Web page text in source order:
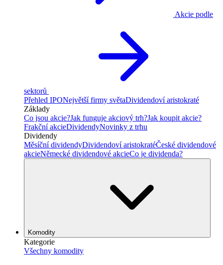
Akcie podle
sektorů
Přehled IPONejvětší firmy světaDividendoví aristokraté
Základy
Co jsou akcie?Jak funguje akciový trh?Jak koupit akcie?
Frakční akcieDividendyNovinky z trhu
Dividendy
Měsíční dividendyDividendoví aristokratéČeské dividendové
akcieNěmecké dividendové akcieCo je dividenda?
Komodity
Kategorie
Všechny komodity